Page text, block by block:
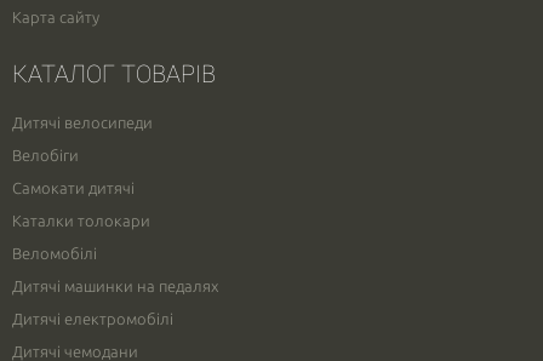
Карта сайту
КАТАЛОГ ТОВАРІВ
Дитячі велосипеди
Велобіги
Самокати дитячі
Каталки толокари
Веломобілі
Дитячі машинки на педалях
Дитячі електромобілі
Дитячі чемодани